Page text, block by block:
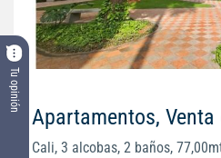
Tu opinión
Apartamentos,
Cali, 3 alcobas, 2 baños,